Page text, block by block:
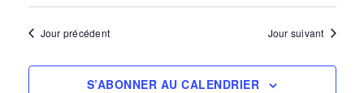
vues
vues
date.
Jour précédent Jour suivant
S’ABONNER AU CALENDRIER